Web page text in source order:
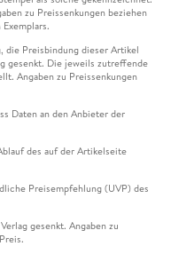
zu Preissenkungen beziehen
die Preisbindung dieser Artikel
gesenkt. Die jeweils zutreffende
Angaben zu Preissenkungen
Daten an den Anbieter der
des auf der Artikelseite
Preisempfehlung (UVP) des
gesenkt. Angaben zu